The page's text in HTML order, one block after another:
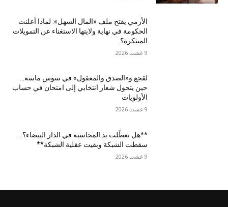
الأزمي يفتح ملف «المال السهل»: لماذا أعلنت
الحكومة في نهاية ولايتها الاستغناء عن التمويلات
المبتكرة؟
9 غشت 2026
لقجع و«الصدق والمعقول» في سوس ماسة…
حين يتحول شعار انتخابي إلى امتحان في حساب
الأولويات
9 غشت 2026
**هل تعطّلت يد المحاسبة في الدار البيضاء؟..
سقطت الشبكة وبقيت عقلية الشبكة**
9 غشت 2026